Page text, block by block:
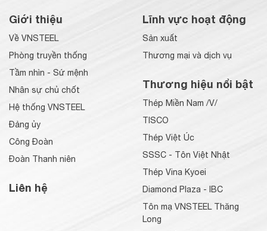
Giới thiệu
Về VNSTEEL
Phòng truyền thống
Tầm nhìn - Sứ mệnh
Nhân sự chủ chốt
Hệ thống VNSTEEL
Đảng ủy
Công Đoàn
Đoàn Thanh niên
Liên hệ
Lĩnh vực hoạt động
Sản xuất
Thương mại và dịch vụ
Thương hiệu nổi bật
Thép Miền Nam /V/
TISCO
Thép Việt Úc
SSSC - Tôn Việt Nhật
Thép Vina Kyoei
Diamond Plaza - IBC
Tôn mạ VNSTEEL Thăng
Long